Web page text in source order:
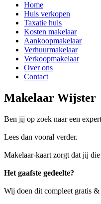
Home
Huis verkopen
Taxatie huis
Kosten makelaar
Aankoopmakelaar
Verhuurmakelaar
Verkoopmakelaar
Over ons
Contact
Makelaar Wijster
Ben jij op zoek naar een
Lees dan vooral verder.
Makelaar-kaart zorgt dat jij
Het gaafste gedeelte?
Wij doen dit compleet gratis